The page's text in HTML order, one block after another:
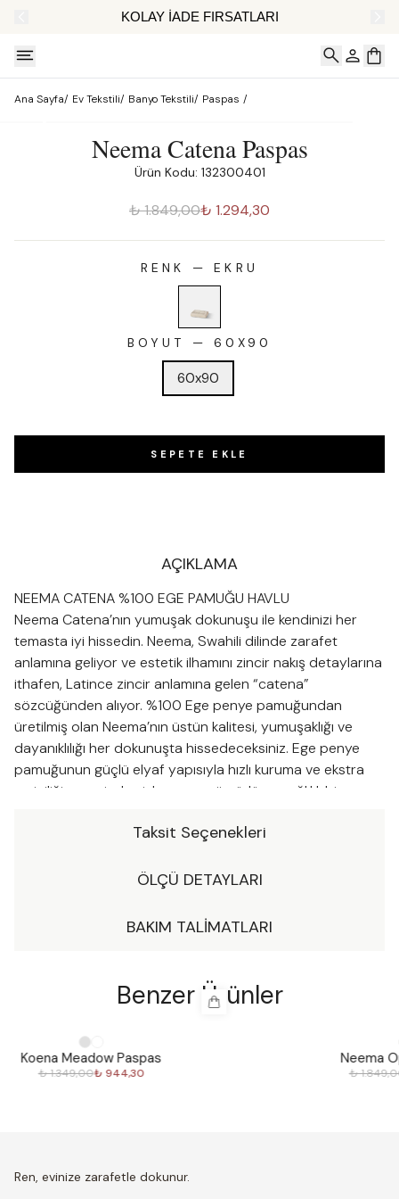
KOLAY İADE FIRSATLARI
Ana Sayfa/ Ev Tekstili/ Banyo Tekstili/ Paspas /
Neema Catena Paspas
Ürün Kodu: 132300401
₺ 1.849,00₺ 1.294,30
RENK — EKRU
BOYUT — 60X90
60x90
SEPETE EKLE
AÇIKLAMA
NEEMA CATENA %100 EGE PAMUĞU HAVLU
Neema Catena’nın yumuşak dokunuşu ile kendinizi her
temasta iyi hissedin. Neema, Swahili dilinde zarafet
anlamına geliyor ve estetik ilhamını zincir nakış detaylarına
ithafen, Latince zincir anlamına gelen “catena”
sözcüğünden alıyor. %100 Ege penye pamuğundan
üretilmiş olan Neema’nın üstün kalitesi, yumuşaklığı ve
dayanıklılığı her dokunuşta hissedeceksiniz. Ege penye
pamuğunun güçlü elyaf yapısıyla hızlı kuruma ve ekstra
emiciliği sayesinde sizlere uzun ömürlü ve sağlıklı bir
kullanımına uygundur. Zarif tasarımıyla banyonuza ayrı bir
kalitesiyle banyonuzun vazgeçilmezleri arasında yer
Taksit Seçenekleri
ÖLÇÜ DETAYLARI
BAKIM TALİMATLARI
Benzer Ürünler
Neema Opus Paspas
₺ 1.849,00
Ren, evinize zarafetle dokunur.